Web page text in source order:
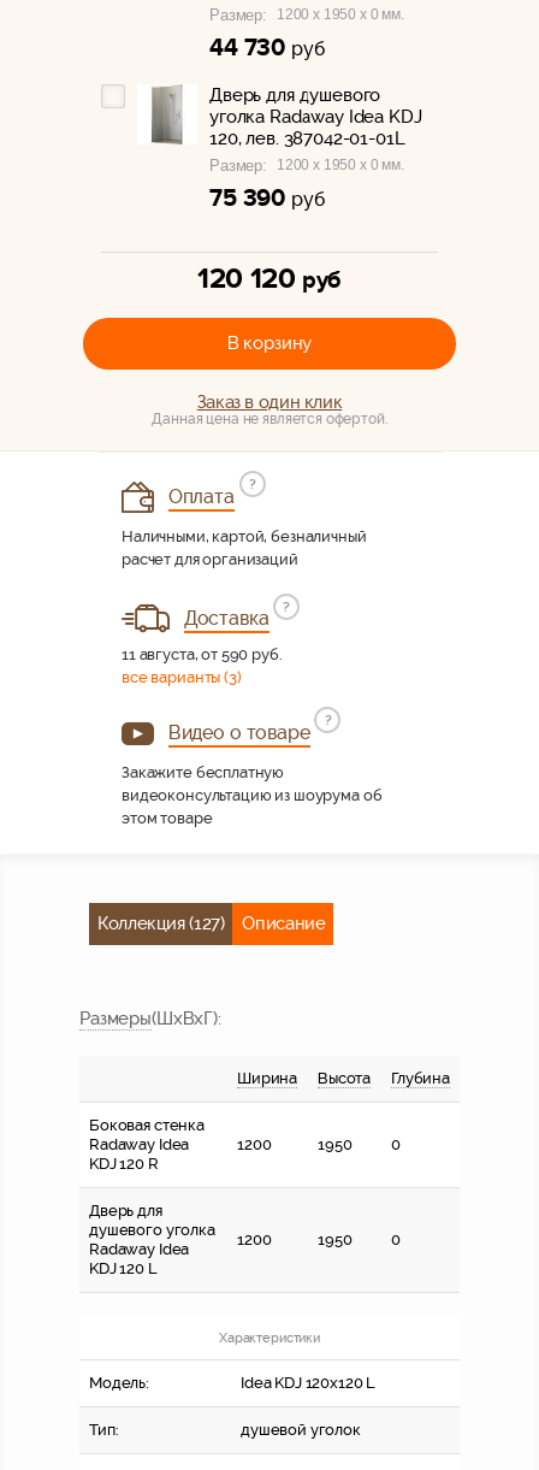
Размер: 1200 x 1950 x 0 мм.
44 730 руб
Дверь для душевого
уголка Radaway Idea KDJ
120, лев. 387042-01-01L
Размер: 1200 x 1950 x 0 мм.
75 390 руб
120 120 руб
В корзину
Заказ в один клик
Данная цена не является офертой.
Оплата
?
Наличными, картой, безналичный
расчет для организаций
Доставка
?
11 августа, от 590 руб.
все варианты (3)
Видео о товаре
?
Закажите бесплатную
видеоконсультацию из шоурума об
этом товаре
Коллекция (127) Описание
Размеры(ШхВхГ):
Ширина Высота Глубина
Боковая стенка
Radaway Idea
KDJ 120 R
1200 1950 0
Дверь для
душевого уголка
Radaway Idea
KDJ 120 L
1200 1950 0
Характеристики
Модель: Idea KDJ 120x120 L
Тип: душевой уголок